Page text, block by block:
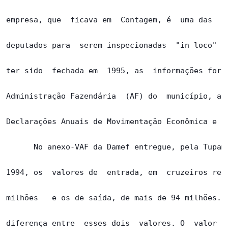
empresa, que  ficava em  Contagem, é  uma das
deputados para  serem inspecionadas  "in loco"
ter sido  fechada em  1995, as  informações
Administração Fazendária  (AF) do  município,
Declarações Anuais de Movimentação Econômica e
No anexo-VAF da Damef entregue, pela
1994, os  valores de  entrada, em  cruzeiros
milhões   e os de saída, de mais de 94 milhões.
diferença entre  esses dois  valores. O  valor